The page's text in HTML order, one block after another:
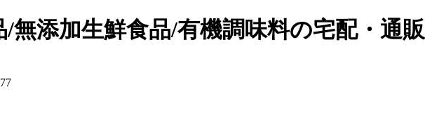
無添加生鮮食品/有機調味料の宅配・通販